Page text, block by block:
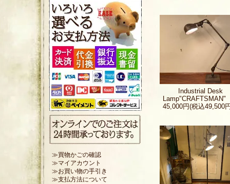
Industrial Desk
Lamp"CRAFTSMAN"
45,000円(税込49,500
≫買物かごの確認
≫マイアカウント
≫お買い物の手引き
≫支払方法について